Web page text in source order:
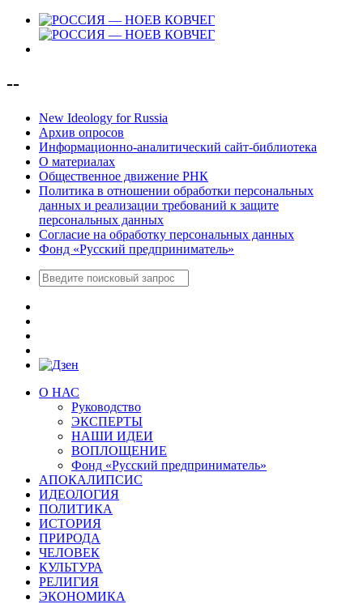
--
New Ideology for Russia
Архив опросов
Информационно-аналитический сайт-библиотека
О материалах
Общественное движение РНК
Политика в отношении обработки персональных
данных и реализации требований к защите
персональных данных
Согласие на обработку персональных данных
Фонд «Русский предприниматель»
О НАС
Руководство
ЭКСПЕРТЫ
НАШИ ИДЕИ
ВОПЛОЩЕНИЕ
Фонд «Русский предприниматель»
АПОКАЛИПСИС
ИДЕОЛОГИЯ
ПОЛИТИКА
ИСТОРИЯ
ПРИРОДА
ЧЕЛОВЕК
КУЛЬТУРА
РЕЛИГИЯ
ЭКОНОМИКА